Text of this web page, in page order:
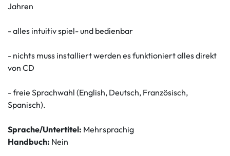
Jahren
- alles intuitiv spiel- und bedienbar
- nichts muss installiert werden es funktioniert alles direkt
von CD
- freie Sprachwahl (English, Deutsch, Französisch,
Spanisch).
Sprache/Untertitel: Mehrsprachig
Handbuch: Nein